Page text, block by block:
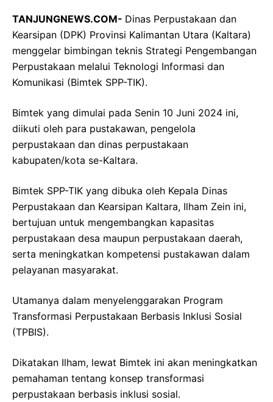
TANJUNGNEWS.COM- Dinas Perpustakaan dan
Kearsipan (DPK) Provinsi Kalimantan Utara (Kaltara)
menggelar bimbingan teknis Strategi Pengembangan
Perpustakaan melalui Teknologi Informasi dan
Komunikasi (Bimtek SPP-TIK).
Bimtek yang dimulai pada Senin 10 Juni 2024 ini,
diikuti oleh para pustakawan, pengelola
perpustakaan dan dinas perpustakaan
kabupaten/kota se-Kaltara.
Bimtek SPP-TIK yang dibuka oleh Kepala Dinas
Perpustakaan dan Kearsipan Kaltara, Ilham Zein ini,
bertujuan untuk mengembangkan kapasitas
perpustakaan desa maupun perpustakaan daerah,
serta meningkatkan kompetensi pustakawan dalam
pelayanan masyarakat.
Utamanya dalam menyelenggarakan Program
Transformasi Perpustakaan Berbasis Inklusi Sosial
(TPBIS).
Dikatakan Ilham, lewat Bimtek ini akan meningkatkan
pemahaman tentang konsep transformasi
perpustakaan berbasis inklusi sosial.